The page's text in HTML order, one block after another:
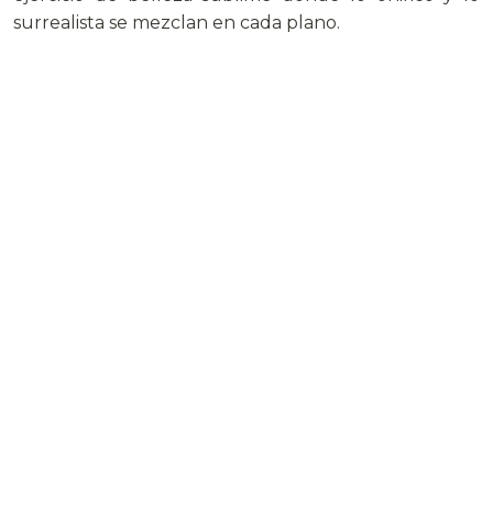
surrealista se mezclan en cada plano.